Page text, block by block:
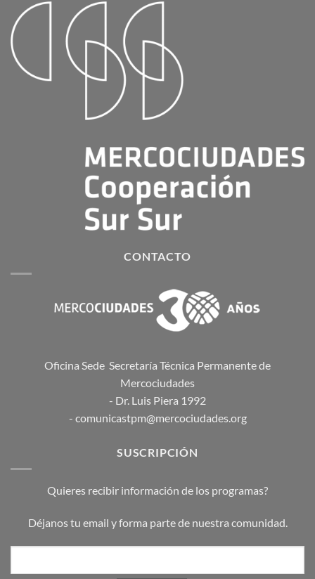
CONTACTO
Oficina Sede Secretaría Técnica Permanente de
Mercociudades
- Dr. Luis Piera 1992
- comunicastpm@mercociudades.org
SUSCRIPCIÓN
Quieres recibir información de los programas?
Déjanos tu email y forma parte de nuestra comunidad.